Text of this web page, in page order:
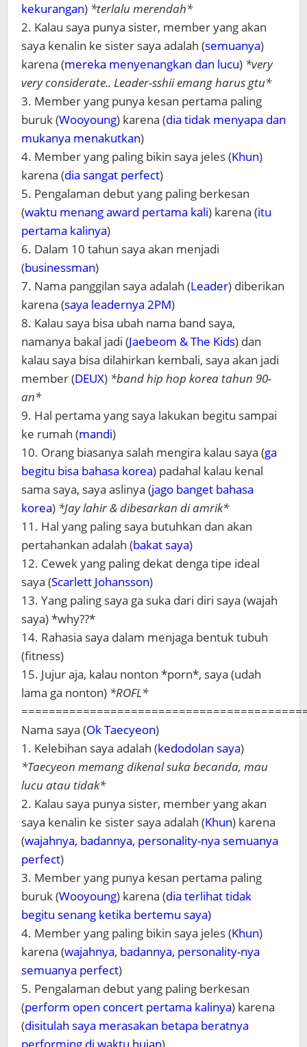
kekurangan) *terlalu merendah*
2. Kalau saya punya sister, member yang akan
saya kenalin ke sister saya adalah (semuanya)
karena (mereka menyenangkan dan lucu) *very
very considerate.. Leader-sshii emang harus gtu*
3. Member yang punya kesan pertama paling
buruk (Wooyoung) karena (dia tidak menyapa dan
mukanya menakutkan)
4. Member yang paling bikin saya jeles (Khun)
karena (dia sangat perfect)
5. Pengalaman debut yang paling berkesan
(waktu menang award pertama kali) karena (itu
pertama kalinya)
6. Dalam 10 tahun saya akan menjadi
(businessman)
7. Nama panggilan saya adalah (Leader) diberikan
karena (saya leadernya 2PM)
8. Kalau saya bisa ubah nama band saya,
namanya bakal jadi (Jaebeom & The Kids) dan
kalau saya bisa dilahirkan kembali, saya akan jadi
member (DEUX) *band hip hop korea tahun 90-
an*
9. Hal pertama yang saya lakukan begitu sampai
ke rumah (mandi)
10. Orang biasanya salah mengira kalau saya (ga
begitu bisa bahasa korea) padahal kalau kenal
sama saya, saya aslinya (jago banget bahasa
korea) *Jay lahir & dibesarkan di amrik*
11. Hal yang paling saya butuhkan dan akan
pertahankan adalah (bakat saya)
12. Cewek yang paling dekat denga tipe ideal
saya (Scarlett Johansson)
13. Yang paling saya ga suka dari diri saya (wajah
saya) *why??*
14. Rahasia saya dalam menjaga bentuk tubuh
(fitness)
15. Jujur aja, kalau nonton *porn*, saya (udah
lama ga nonton) *ROFL*
Nama saya (Ok Taecyeon)
1. Kelebihan saya adalah (kedodolan saya)
*Taecyeon memang dikenal suka becanda, mau
lucu atau tidak*
2. Kalau saya punya sister, member yang akan
saya kenalin ke sister saya adalah (Khun) karena
(wajahnya, badannya, personality-nya semuanya
perfect)
3. Member yang punya kesan pertama paling
buruk (Wooyoung) karena (dia terlihat tidak
begitu senang ketika bertemu saya)
4. Member yang paling bikin saya jeles (Khun)
karena (wajahnya, badannya, personality-nya
semuanya perfect)
5. Pengalaman debut yang paling berkesan
(perform open concert pertama kalinya) karena
(disitulah saya merasakan betapa beratnya